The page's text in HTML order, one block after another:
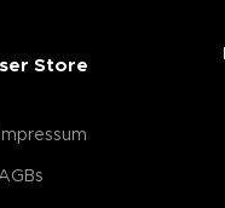
Store
Impressum